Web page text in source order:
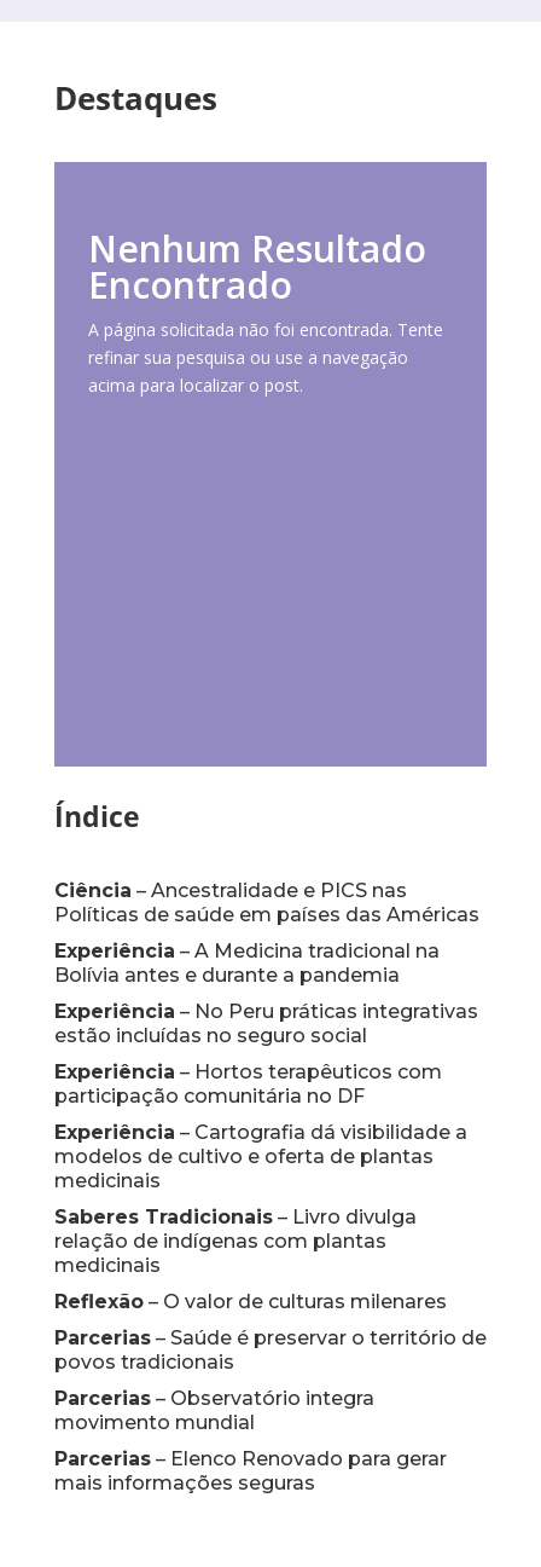
Destaques
Nenhum Resultado
Encontrado
A página solicitada não foi encontrada. Tente
refinar sua pesquisa ou use a navegação
acima para localizar o post.
Índice
Ciência – Ancestralidade e PICS nas
Políticas de saúde em países das Américas
Experiência – A Medicina tradicional na
Bolívia antes e durante a pandemia
Experiência – No Peru práticas integrativas
estão incluídas no seguro social
Experiência – Hortos terapêuticos com
participação comunitária no DF
Experiência – Cartografia dá visibilidade a
modelos de cultivo e oferta de plantas
medicinais
Saberes Tradicionais– Livro divulga
relação de indígenas com plantas
medicinais
Reflexão– O valor de culturas milenares
Parcerias– Saúde é preservar o território de
povos tradicionais
Parcerias– Observatório integra
movimento mundial
Parcerias– Elenco Renovado para gerar
mais informações seguras